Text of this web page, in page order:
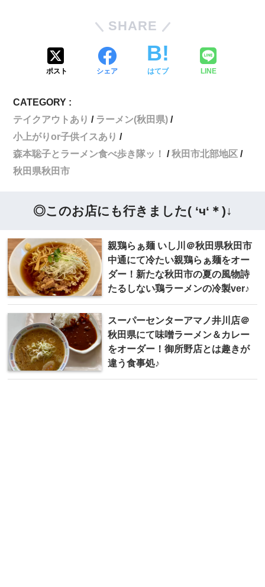
SHARE
ポスト シェア はてブ LINE
CATEGORY :
テイクアウトあり
ラーメン(秋田県)
小上がりor子供イスあり
森本聡子とラーメン食べ歩き隊ッ！
秋田市北部地区
秋田県秋田市
◎このお店にも行きました( ‘ч‘＊)↓
親鶏らぁ麺 いし川＠秋田県秋田市
中通にて冷たい親鶏らぁ麺をオー
ダー！新たな秋田市の夏の風物詩
たるしない鶏ラーメンの冷製ver♪
スーパーセンター アマノ井川店＠
秋田県にて味噌ラーメン＆カレー
をオーダー！御所野店とは趣きが
違う食事処♪